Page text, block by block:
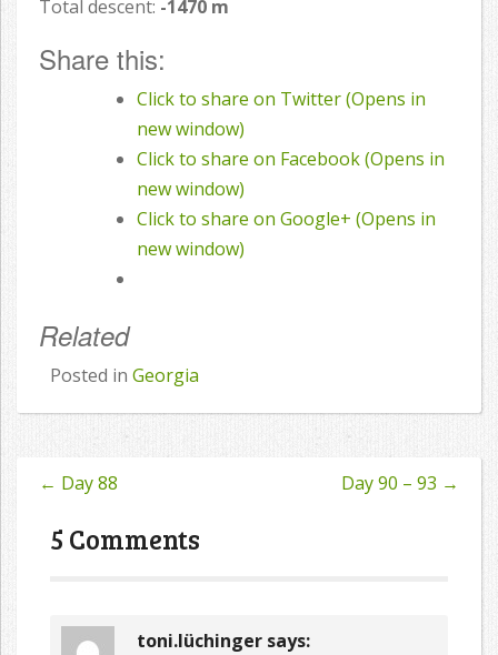
Total descent: -1470 m
Share this:
Click to share on Twitter (Opens in
new window)
Click to share on Facebook (Opens in
new window)
Click to share on Google+ (Opens in
new window)
Related
Posted in Georgia
Post
navigation
← Day 88 Day 90 – 93 →
5 Comments
toni.lüchinger says: